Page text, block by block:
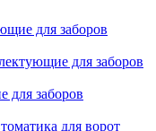
для заборов
для заборов
для заборов
для ворот